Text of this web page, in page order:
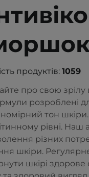
продуктів: 1059
про свою
розроблені
тон
рівні. Наш
різних
шкіри.
шкірі